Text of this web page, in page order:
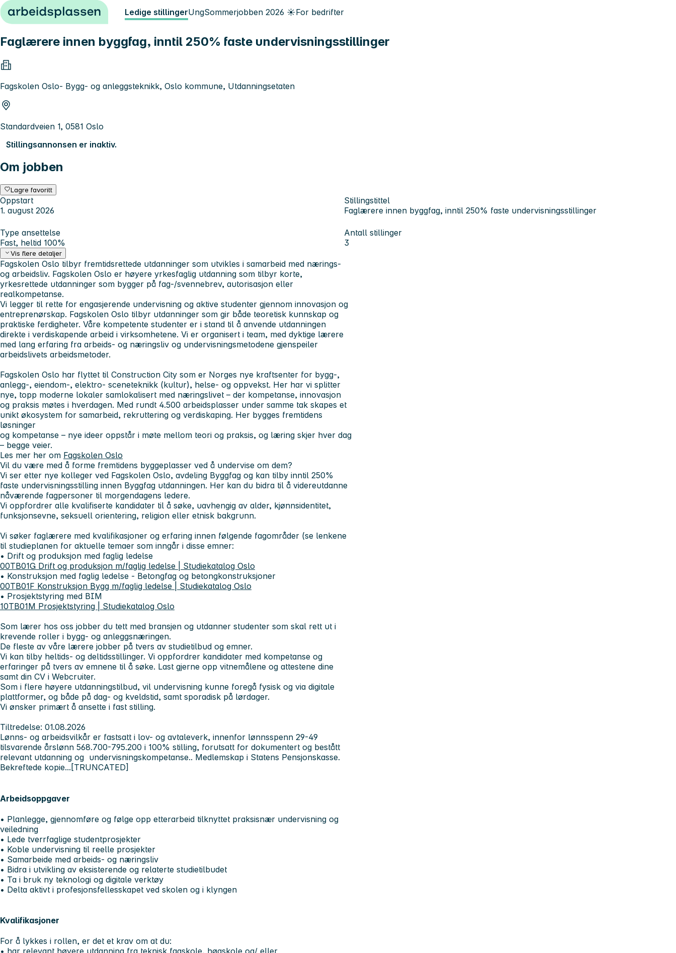
Hopp til innhold Ledige stillingerUngSommerjobben 2026 ☀️For bedrifter
Faglærere innen byggfag, inntil 250% faste undervisningsstillinger
Fagskolen Oslo- Bygg- og anleggsteknikk, Oslo kommune, Utdanningsetaten
Standardveien 1, 0581 Oslo
Stillingsannonsen er inaktiv.
Om jobben
Lagre favoritt
Oppstart
1. august 2026
Stillingstittel
Faglærere innen byggfag, inntil 250% faste undervisningsstillinger
Type ansettelse
Fast, heltid 100%
Antall stillinger
3
Vis flere detaljer
Fagskolen Oslo tilbyr fremtidsrettede utdanninger som utvikles i samarbeid med nærings-
og arbeidsliv. Fagskolen Oslo er høyere yrkesfaglig utdanning som tilbyr korte,
yrkesrettede utdanninger som bygger på fag-/svennebrev, autorisasjon eller
realkompetanse.
Vi legger til rette for engasjerende undervisning og aktive studenter gjennom innovasjon og
entreprenørskap. Fagskolen Oslo tilbyr utdanninger som gir både teoretisk kunnskap og
praktiske ferdigheter. Våre kompetente studenter er i stand til å anvende utdanningen
direkte i verdiskapende arbeid i virksomhetene. Vi er organisert i team, med dyktige lærere
med lang erfaring fra arbeids- og næringsliv og undervisningsmetodene gjenspeiler
arbeidslivets arbeidsmetoder.
Fagskolen Oslo har flyttet til Construction City som er Norges nye kraftsenter for bygg-,
anlegg-, eiendom-, elektro- sceneteknikk (kultur), helse- og oppvekst. Her har vi splitter
nye, topp moderne lokaler samlokalisert med næringslivet – der kompetanse, innovasjon
og praksis møtes i hverdagen. Med rundt 4.500 arbeidsplasser under samme tak skapes et
unikt økosystem for samarbeid, rekruttering og verdiskaping. Her bygges fremtidens
løsninger
og kompetanse – nye ideer oppstår i møte mellom teori og praksis, og læring skjer hver dag
– begge veier.
Les mer her om Fagskolen Oslo
Vil du være med å forme fremtidens byggeplasser ved å undervise om dem?
Vi ser etter nye kolleger ved Fagskolen Oslo, avdeling Byggfag og kan tilby inntil 250%
faste undervisningsstilling innen Byggfag utdanningen. Her kan du bidra til å videreutdanne
nåværende fagpersoner til morgendagens ledere.
Vi oppfordrer alle kvalifiserte kandidater til å søke, uavhengig av alder, kjønnsidentitet,
funksjonsevne, seksuell orientering, religion eller etnisk bakgrunn.
Vi søker faglærere med kvalifikasjoner og erfaring innen følgende fagområder (se lenkene
til studieplanen for aktuelle temaer som inngår i disse emner:
• Drift og produksjon med faglig ledelse
00TB01G Drift og produksjon m/faglig ledelse | Studiekatalog Oslo
• Konstruksjon med faglig ledelse - Betongfag og betongkonstruksjoner
00TB01F Konstruksjon Bygg m/faglig ledelse | Studiekatalog Oslo
• Prosjektstyring med BIM
10TB01M Prosjektstyring | Studiekatalog Oslo
Som lærer hos oss jobber du tett med bransjen og utdanner studenter som skal rett ut i
krevende roller i bygg- og anleggsnæringen.
De fleste av våre lærere jobber på tvers av studietilbud og emner.
Vi kan tilby heltids- og deltidsstillinger. Vi oppfordrer kandidater med kompetanse og
erfaringer på tvers av emnene til å søke. Last gjerne opp vitnemålene og attestene dine
samt din CV i Webcruiter.
Som i flere høyere utdanningstilbud, vil undervisning kunne foregå fysisk og via digitale
plattformer, og både på dag- og kveldstid, samt sporadisk på lørdager.
Vi ønsker primært å ansette i fast stilling.
Tiltredelse: 01.08.2026
Lønns- og arbeidsvilkår er fastsatt i lov- og avtaleverk, innenfor lønnsspenn 29-49
tilsvarende årslønn 568.700-795.200 i 100% stilling, forutsatt for dokumentert og bestått
relevant utdanning og undervisningskompetanse.. Medlemskap i Statens Pensjonskasse.
Bekreftede kopie...[TRUNCATED]
Arbeidsoppgaver
• Planlegge, gjennomføre og følge opp etterarbeid tilknyttet praksisnær undervisning og
veiledning
• Lede tverrfaglige studentprosjekter
• Koble undervisning til reelle prosjekter
• Samarbeide med arbeids- og næringsliv
• Bidra i utvikling av eksisterende og relaterte studietilbudet
• Ta i bruk ny teknologi og digitale verktøy
• Delta aktivt i profesjonsfellesskapet ved skolen og i klyngen
Kvalifikasjoner
For å lykkes i rollen, er det et krav om at du: